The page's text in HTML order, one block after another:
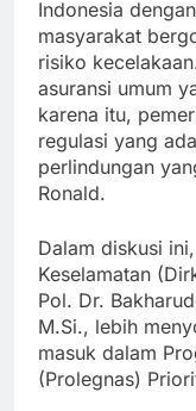
Indonesia
masyarakat
risiko
asuransi umum
karena itu,
regulasi yang
perlindungan
Ronald.
Dalam diskusi
Keselamatan
Pol. Dr.
M.Si., lebih
masuk dalam
(Prolegnas)